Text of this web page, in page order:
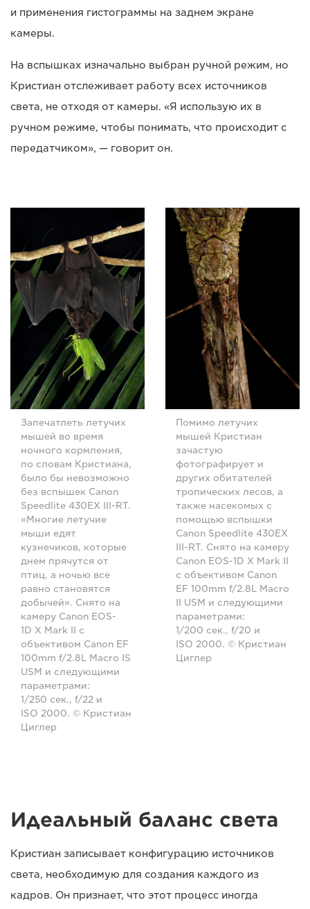
и применения гистограммы на заднем экране
камеры.
На вспышках изначально выбран ручной режим, но
Кристиан отслеживает работу всех источников
света, не отходя от камеры. «Я использую их в
ручном режиме, чтобы понимать, что происходит с
передатчиком», — говорит он.
Запечатлеть летучих
мышей во время
ночного кормления,
по словам Кристиана,
было бы невозможно
без вспышек Canon
Speedlite 430EX III-RT.
«Многие летучие
мыши едят
кузнечиков, которые
днем прячутся от
птиц, а ночью все
равно становятся
добычей». Снято на
камеру Canon EOS-
1D X Mark II с
объективом Canon EF
100mm f/2.8L Macro IS
USM и следующими
параметрами:
1/250 сек., f/22 и
ISO 2000. © Кристиан
Циглер
Помимо летучих
мышей Кристиан
зачастую
фотографирует и
других обитателей
тропических лесов, а
также насекомых с
помощью вспышки
Canon Speedlite 430EX
III-RT. Снято на камеру
Canon EOS-1D X Mark II
с объективом Canon
EF 100mm f/2.8L Macro
II USM и следующими
параметрами:
1/200 сек., f/20 и
ISO 2000. © Кристиан
Циглер
Идеальный баланс света
Кристиан записывает конфигурацию источников
света, необходимую для создания каждого из
кадров. Он признает, что этот процесс иногда